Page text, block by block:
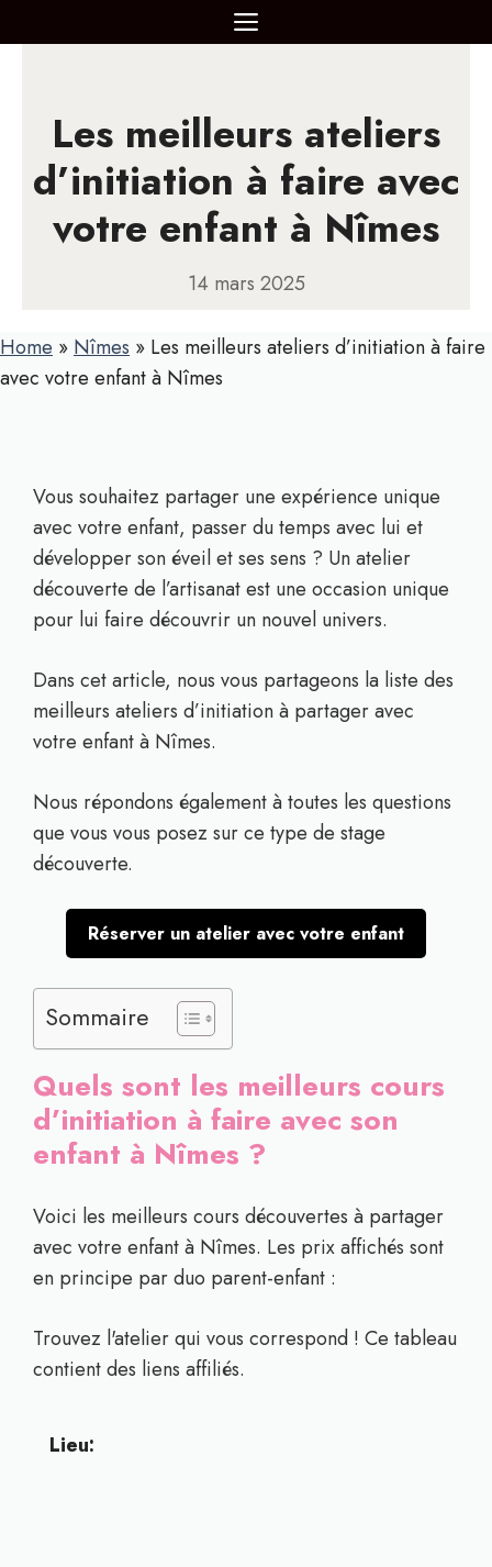
au
MENU
Les meilleurs ateliers
d’initiation à faire avec
votre enfant à Nîmes
14 mars 2025
Home » Nîmes » Les meilleurs ateliers d’initiation à faire
avec votre enfant à Nîmes
Vous souhaitez partager une expérience unique
avec votre enfant, passer du temps avec lui et
développer son éveil et ses sens ? Un atelier
découverte de l’artisanat est une occasion unique
pour lui faire découvrir un nouvel univers.
Dans cet article, nous vous partageons la liste des
meilleurs ateliers d’initiation à partager avec
votre enfant à Nîmes.
Nous répondons également à toutes les questions
que vous vous posez sur ce type de stage
découverte.
Réserver un atelier avec votre enfant
Sommaire
Quels sont les meilleurs cours
d’initiation à faire avec son
enfant à Nîmes ?
Voici les meilleurs cours découvertes à partager
avec votre enfant à Nîmes. Les prix affichés sont
en principe par duo parent-enfant :
Trouvez l'atelier qui vous correspond ! Ce tableau
contient des liens affiliés.
Lieu: